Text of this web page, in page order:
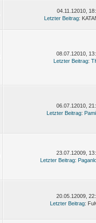
04.11.12010,
Letzter Beitrag:
08.07.12010,
Letzter Beitrag:
06.07.12010,
Letzter Beitrag:
23.07.12009,
Letzter Beitrag:
20.05.12009,
Letzter Beitrag: